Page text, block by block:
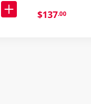
$137.00